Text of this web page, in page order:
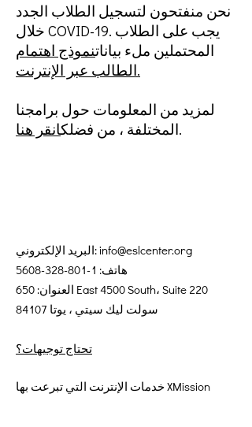
نحن منفتحون لتسجيل الطلاب الجدد
خلال COVID-19. يجب على الطلاب
المحتملين ملء بياناتنموذج اهتمام
الطالب عبر الإنترنت.
لمزيد من المعلومات حول برامجنا
المختلفة ، من فضلكانقر هنا .
البريد الإلكتروني:info@eslcenter.org
هاتف: 1-801-328-5608
العنوان: 650 East 4500 South، Suite 220
سولت ليك سيتي ، يوتا 84107
تحتاج توجيهات؟
خدمات الإنترنت التي تبرعت بها XMission